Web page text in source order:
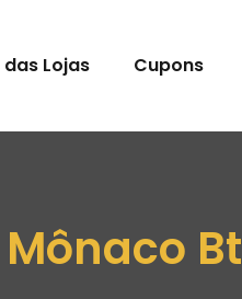
Lojas Cupons